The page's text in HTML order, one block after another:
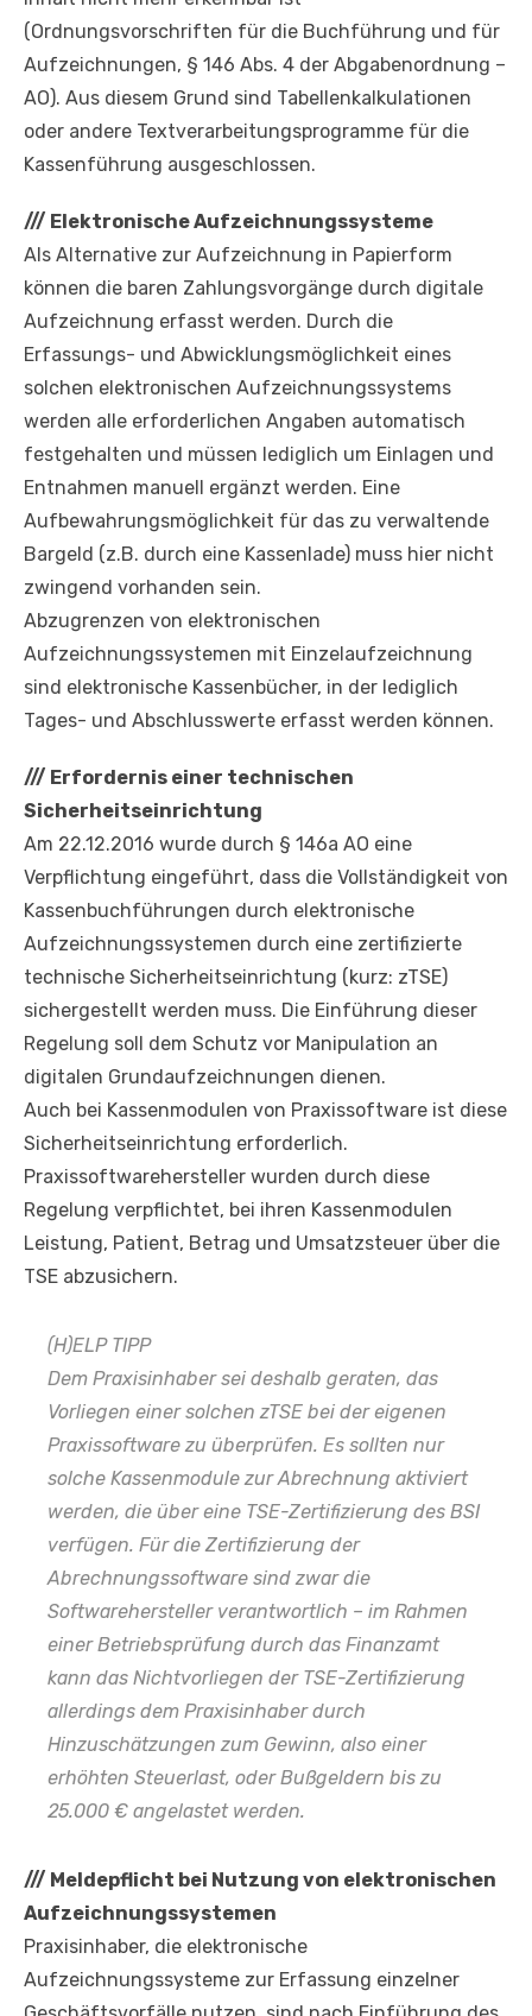
(Ordnungsvorschriften für die Buchführung und für
Aufzeichnungen, § 146 Abs. 4 der Abgabenordnung –
AO). Aus diesem Grund sind Tabellenkalkulationen
oder andere Textverarbeitungsprogramme für die
Kassenführung ausgeschlossen.
/// Elektronische Aufzeichnungssysteme
Als Alternative zur Aufzeichnung in Papierform
können die baren Zahlungsvorgänge durch digitale
Aufzeichnung erfasst werden. Durch die
Erfassungs- und Abwicklungsmöglichkeit eines
solchen elektronischen Aufzeichnungssystems
werden alle erforderlichen Angaben automatisch
festgehalten und müssen lediglich um Einlagen und
Entnahmen manuell ergänzt werden. Eine
Aufbewahrungsmöglichkeit für das zu verwaltende
Bargeld (z.B. durch eine Kassenlade) muss hier nicht
zwingend vorhanden sein.
Abzugrenzen von elektronischen
Aufzeichnungssystemen mit Einzelaufzeichnung
sind elektronische Kassenbücher, in der lediglich
Tages- und Abschlusswerte erfasst werden können.
/// Erfordernis einer technischen
Sicherheitseinrichtung
Am 22.12.2016 wurde durch § 146a AO eine
Verpflichtung eingeführt, dass die Vollständigkeit von
Kassenbuchführungen durch elektronische
Aufzeichnungssystemen durch eine zertifizierte
technische Sicherheitseinrichtung (kurz: zTSE)
sichergestellt werden muss. Die Einführung dieser
Regelung soll dem Schutz vor Manipulation an
digitalen Grundaufzeichnungen dienen.
Auch bei Kassenmodulen von Praxissoftware ist diese
Sicherheitseinrichtung erforderlich.
Praxissoftwarehersteller wurden durch diese
Regelung verpflichtet, bei ihren Kassenmodulen
Leistung, Patient, Betrag und Umsatzsteuer über die
TSE abzusichern.
(H)ELP TIPP
Dem Praxisinhaber sei deshalb geraten, das
Vorliegen einer solchen zTSE bei der eigenen
Praxissoftware zu überprüfen. Es sollten nur
solche Kassenmodule zur Abrechnung aktiviert
werden, die über eine TSE-Zertifizierung des BSI
verfügen. Für die Zertifizierung der
Abrechnungssoftware sind zwar die
Softwarehersteller verantwortlich – im Rahmen
einer Betriebsprüfung durch das Finanzamt
kann das Nichtvorliegen der TSE-Zertifizierung
allerdings dem Praxisinhaber durch
Hinzuschätzungen zum Gewinn, also einer
erhöhten Steuerlast, oder Bußgeldern bis zu
25.000 € angelastet werden.
/// Meldepflicht bei Nutzung von elektronischen
Aufzeichnungssystemen
Praxisinhaber, die elektronische
Aufzeichnungssysteme zur Erfassung einzelner